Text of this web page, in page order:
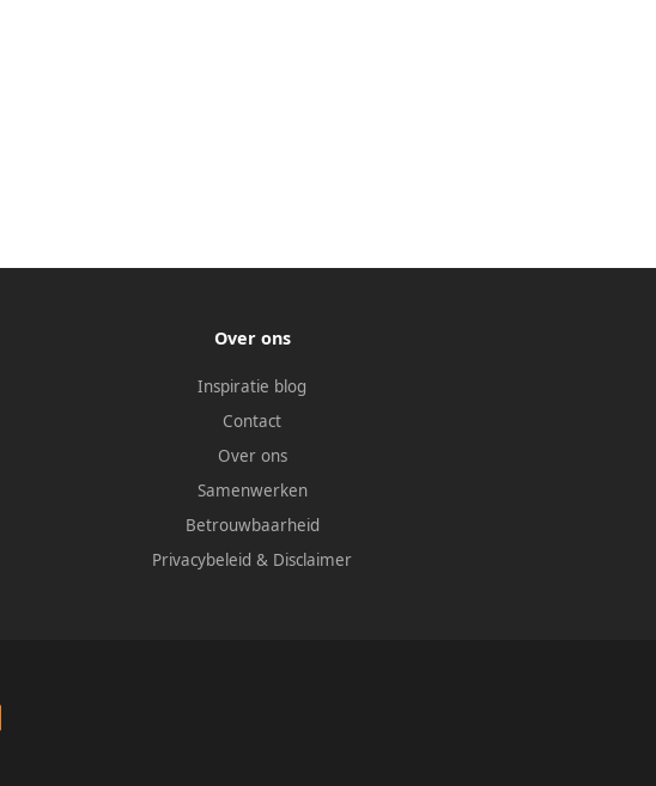
Over ons
Inspiratie blog
Contact
Over ons
Samenwerken
Betrouwbaarheid
Privacybeleid & Disclaimer